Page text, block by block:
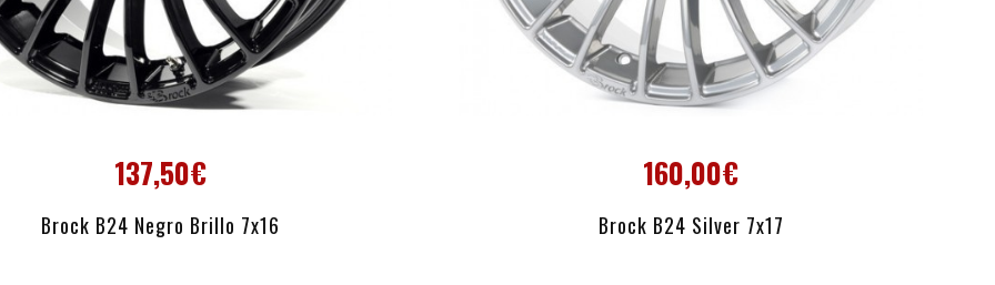
137,50€
Brock B24 Negro Brillo 7x16
AÑADIR AL CARRITO
160,00€
Brock B24 Silver 7x17
AÑADIR AL CARRITO